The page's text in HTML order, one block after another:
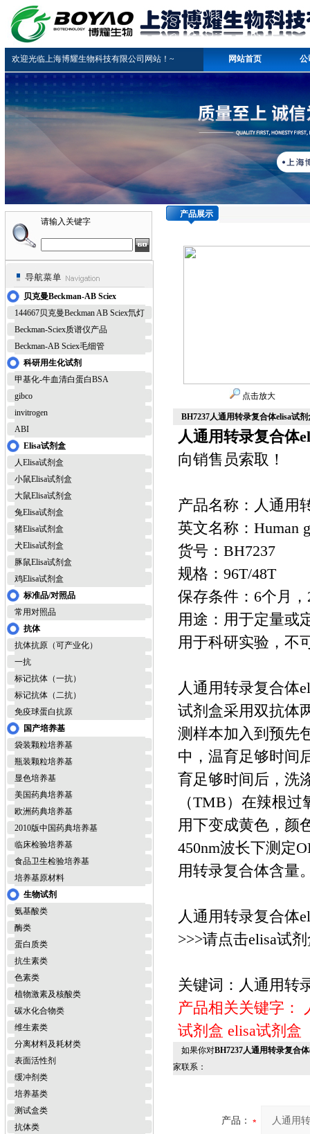
欢迎光临上海博耀生物科技有限公司网站！~ 网站首页 公
请输入关键字
贝克曼Beckman-AB Sciex
144667贝克曼Beckman AB Sciex氘灯
Beckman-Sciex质谱仪产品
Beckman-AB Sciex毛细管
科研用生化试剂
甲基化-牛血清白蛋白BSA
gibco
invitrogen
ABI
Elisa试剂盒
人Elisa试剂盒
小鼠Elisa试剂盒
大鼠Elisa试剂盒
兔Elisa试剂盒
猪Elisa试剂盒
犬Elisa试剂盒
豚鼠Elisa试剂盒
鸡Elisa试剂盒
标准品/对照品
常用对照品
抗体
抗体抗原（可产业化）
一抗
标记抗体（一抗）
标记抗体（二抗）
免疫球蛋白抗原
国产培养基
袋装颗粒培养基
瓶装颗粒培养基
显色培养基
美国药典培养基
欧洲药典培养基
2010版中国药典培养基
临床检验培养基
食品卫生检验培养基
培养基原材料
生物试剂
氨基酸类
酶类
蛋白质类
抗生素类
色素类
植物激素及核酸类
碳水化合物类
维生素类
分离材料及耗材类
表面活性剂
缓冲剂类
培养基类
测试盒类
抗体类
产品展示
点击放大
BH7237人通用转录复合体elisa试
人通用转录复合体
向销售员索取！
产品名称：人通用
英文名称：Human
货号：BH7237
规格：96T/48T
保存条件：6个月
用途：用于定量或
用于科研实验，不
人通用转录复合体
试剂盒采用双抗体
测样本加入到预先
中，温育足够时间
育足够时间后，洗
（TMB）在辣根
用下变成黄色，颜
450nm波长下测定
用转录复合体含量
人通用转录复合体
>>>请点击elisa试
关键词：人通用转
产品相关关键字：
试剂盒 elisa试剂盒
如果你对BH7237人通用转录复合
家联系：
产品：